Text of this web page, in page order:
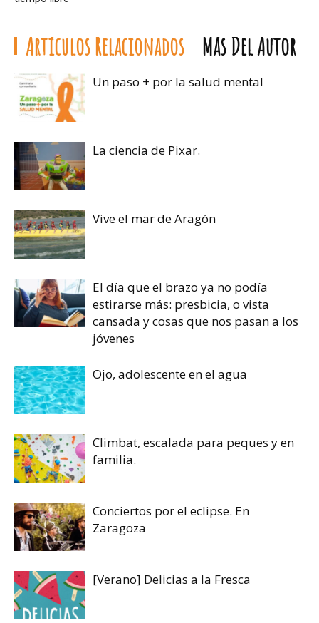
Artículos Relacionados Más Del Autor
Un paso + por la salud mental
La ciencia de Pixar.
Vive el mar de Aragón
El día que el brazo ya no podía
estirarse más: presbicia, o vista
cansada y cosas que nos pasan a los
jóvenes
Ojo, adolescente en el agua
Climbat, escalada para peques y en
familia.
Conciertos por el eclipse. En
Zaragoza
[Verano] Delicias a la Fresca